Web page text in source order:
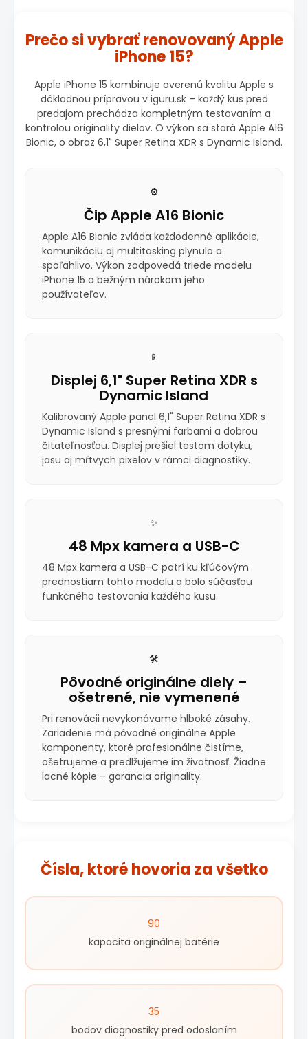
Prečo si vybrať renovovaný Apple
iPhone 15?
Apple iPhone 15 kombinuje overenú kvalitu Apple s
dôkladnou prípravou v iguru.sk – každý kus pred
predajom prechádza kompletným testovaním a
kontrolou originality dielov. O výkon sa stará Apple A16
Bionic, o obraz 6,1" Super Retina XDR s Dynamic Island.
⚙️
Čip Apple A16 Bionic
Apple A16 Bionic zvláda každodenné aplikácie,
komunikáciu aj multitasking plynulo a
spoľahlivo. Výkon zodpovedá triede modelu
iPhone 15 a bežným nárokom jeho
používateľov.
📱
Displej 6,1" Super Retina XDR s
Dynamic Island
Kalibrovaný Apple panel 6,1" Super Retina XDR s
Dynamic Island s presnými farbami a dobrou
čitateľnosťou. Displej prešiel testom dotyku,
jasu aj mŕtvych pixelov v rámci diagnostiky.
✨
48 Mpx kamera a USB-C
48 Mpx kamera a USB-C patrí ku kľúčovým
prednostiam tohto modelu a bolo súčasťou
funkčného testovania každého kusu.
🛠️
Pôvodné originálne diely –
ošetrené, nie vymenené
Pri renovácii nevykonávame hlboké zásahy.
Zariadenie má pôvodné originálne Apple
komponenty, ktoré profesionálne čistíme,
ošetrujeme a predlžujeme im životnosť. Žiadne
lacné kópie – garancia originality.
Čísla, ktoré hovoria za všetko
90
kapacita originálnej batérie
35
bodov diagnostiky pred odoslaním